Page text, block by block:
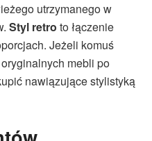
utrzymanego w
Styl retro to łączenie
Jeżeli komuś
mebli po
nawiązujące stylistyką